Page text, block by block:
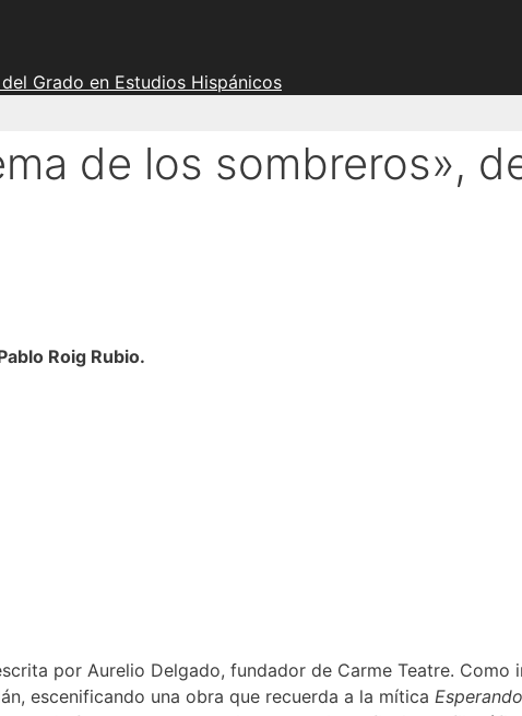
Grado en Estudios Hispánicos
de los sombreros»,
Roig Rubio.
por Aurelio Delgado, fundador de Carme Teatre. Como
escenificando una obra que recuerda a la mítica